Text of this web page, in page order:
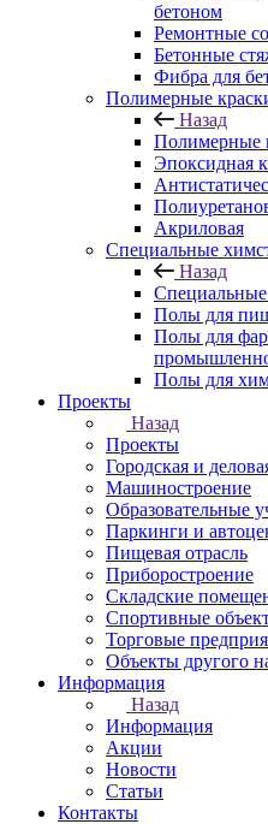
бетоном
Ремонтные
Бетонные
Фибра для
Полимерные
Назад
Полимерные
Эпоксидная
Акриловая
Специальные
Назад
Полы для
Полы для
Полы для
Проекты
Назад
Проекты
Городская и
Машиностроение
Образовательные
Паркинги и
Пищевая отрасль
Приборостроение
Складские
Спортивные
Торговые
Объекты другого
Информация
Назад
Информация
Акции
Новости
Статьи
Контакты